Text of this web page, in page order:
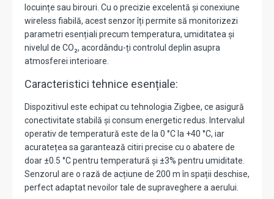
locuințe sau birouri. Cu o precizie excelentă și conexiune
wireless fiabilă, acest senzor îți permite să monitorizezi
parametri esențiali precum temperatura, umiditatea și
nivelul de CO₂, acordându-ți controlul deplin asupra
atmosferei interioare.
Caracteristici tehnice esențiale:
Dispozitivul este echipat cu tehnologia Zigbee, ce asigură
conectivitate stabilă și consum energetic redus. Intervalul
operativ de temperatură este de la 0 °C la +40 °C, iar
acuratețea sa garantează citiri precise cu o abatere de
doar ±0.5 °C pentru temperatură și ±3% pentru umiditate.
Senzorul are o rază de acțiune de 200 m în spații deschise,
perfect adaptat nevoilor tale de supraveghere a aerului.